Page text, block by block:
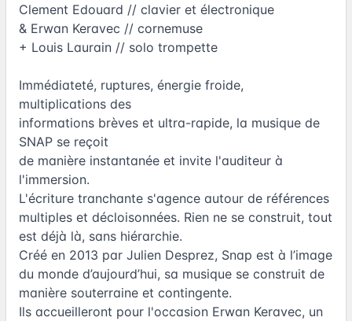
Clement Edouard // clavier et électronique
& Erwan Keravec // cornemuse
+ Louis Laurain // solo trompette
Immédiateté, ruptures, énergie froide,
multiplications des
informations brèves et ultra-rapide, la musique de
SNAP se reçoit
de manière instantanée et invite l'auditeur à
l'immersion.
L'écriture tranchante s'agence autour de références
multiples et décloisonnées. Rien ne se construit, tout
est déjà là, sans hiérarchie.
Créé en 2013 par Julien Desprez, Snap est à l’image
du monde d’aujourd’hui, sa musique se construit de
manière souterraine et contingente.
Ils accueilleront pour l'occasion Erwan Keravec, un